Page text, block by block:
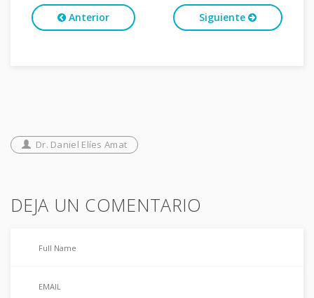
Anterior Siguiente
Dr. Daniel Elíes Amat
DEJA UN COMENTARIO